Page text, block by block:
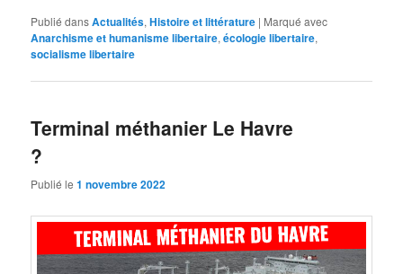
Publié dansActualités,Histoire et littérature | Marqué avec
Anarchisme et humanisme libertaire,écologie libertaire,
socialisme libertaire
Terminal méthanier Le Havre
?
Publié le1 novembre 2022